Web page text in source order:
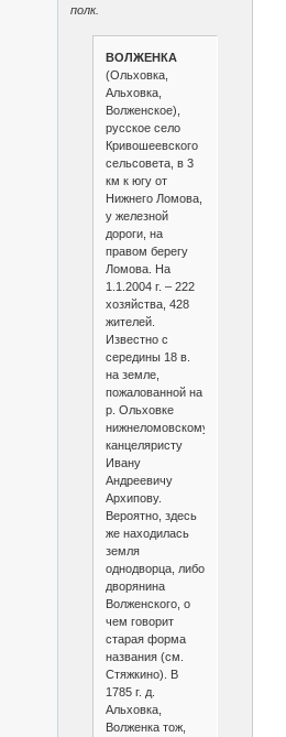
полк.
ВОЛЖЕНКА
(Ольховка,
Альховка,
Волженское),
русское село
Кривошеевского
сельсовета, в 3
км к югу от
Нижнего Ломова,
у железной
дороги, на
правом берегу
Ломова. На
1.1.2004 г. – 222
хозяйства, 428
жителей.
Известно с
середины 18 в.
на земле,
пожалованной на
р. Ольховке
нижнеломовскому
канцеляристу
Ивану
Андреевичу
Архипову.
Вероятно, здесь
же находилась
земля
однодворца, либо
дворянина
Волженского, о
чем говорит
старая форма
названия (см.
Стяжкино). В
1785 г. д.
Альховка,
Волженка тож,